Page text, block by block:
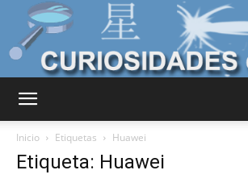
Inicio Etiquetas Huawei
Etiqueta: Huawei